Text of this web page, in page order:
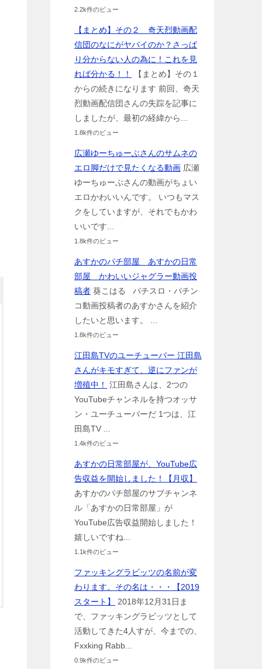
2.2k件のビュー
【まとめ】その２ 奇天烈動画配
信団のなにがヤバイのか？さっぱ
り分からない人の為に！これを見
れば分かる！！
【まとめ】その１
からの続きになります 前回、奇天
烈動画配信団さんの失踪を記事に
しましたが、最初の経緯から...
1.8k件のビュー
広瀬ゆーちゅーぶさんのサムネの
エロ脚だけで見たくなる動画 広瀬
ゆーちゅーぶさんの動画がちょい
エロかわいいんです。 いつもマス
クをしていますが、それでもかわ
いいです...
1.8k件のビュー
あすかのパチ部屋 あすかの日常
部屋 かわいいジャグラー動画投
稿者 葵こはる パチスロ・パチン
コ動画投稿者のあすかさんを紹介
したいと思います。 ...
1.8k件のビュー
江田島TVのユーチューバー 江田島
さんがキモすぎて、逆にファンが
増殖中！
江田島さんは、2つの
YouTubeチャンネルを持つオッサ
ン・ユーチューバーだ 1つは、江
田島TV ...
1.4k件のビュー
あすかの日常部屋が、YouTube広
告収益を開始しました！【月収】
あすかのパチ部屋のサブチャンネ
ル「あすかの日常部屋」が
YouTube広告収益開始しました！
嬉しいですね...
1.1k件のビュー
ファッキングラビッツの名前が変
わります。その名は・・・【2019
スタート】
2018年12月31日ま
で、ファッキングラビッツとして
活動してきた4人すが、今までの、
Fxxking Rabb...
0.9k件のビュー